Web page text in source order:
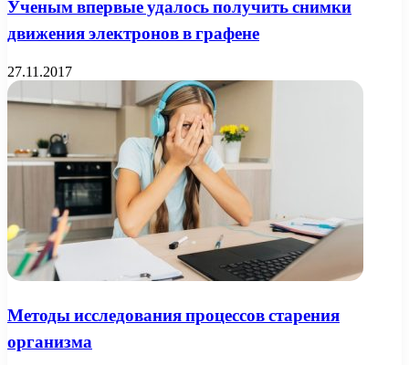
Ученым впервые удалось получить снимки
движения электронов в графене
27.11.2017
Методы исследования процессов старения
организма